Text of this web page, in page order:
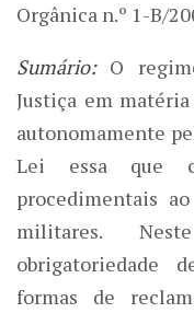
Orgânica n.º 1-B/
Sumário: O
Justiça em
autonomamente
Lei essa que
procedimentais
militares.
obrigatoriedade
formas de